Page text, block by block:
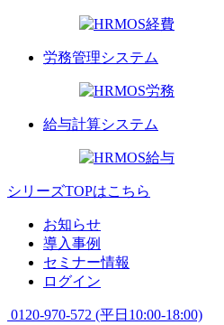
労務管理システム
給与計算システム
シリーズTOPはこちら
お知らせ
導入事例
セミナー情報
ログイン
0120-970-572 (平日10:00-18:00)